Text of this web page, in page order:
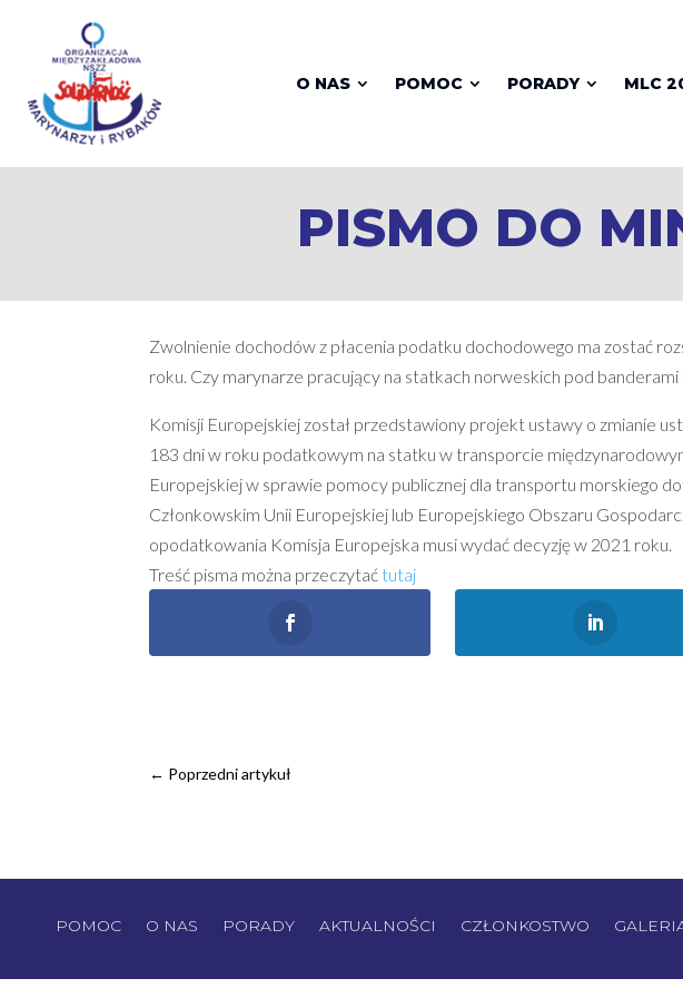
O NAS POMOC PORADY MLC
PISMO DO
Zwolnienie dochodów z płacenia podatku dochodowego ma zostać
roku. Czy marynarze pracujący na statkach norweskich pod
Komisji Europejskiej został przedstawiony projekt ustawy o zmianie
183 dni w roku podatkowym na statku w transporcie
Europejskiej w sprawie pomocy publicznej dla transportu morskiego
Członkowskim Unii Europejskiej lub Europejskiego Obszaru
opodatkowania Komisja Europejska musi wydać decyzję w 2021 roku.
Treść pisma można przeczytać tutaj
← Poprzedni artykuł
POMOC O NAS PORADY AKTUALNOŚCI CZŁONKOSTWO